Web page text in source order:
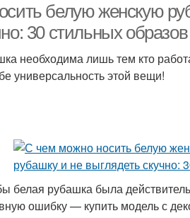
белую женскую
30 стильных образов
необходима лишь тем кто
универсальность этой вещи!
белая рубашка была
ошибку — купить модель с